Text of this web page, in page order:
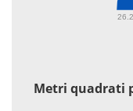
26.2
Metri quadrati